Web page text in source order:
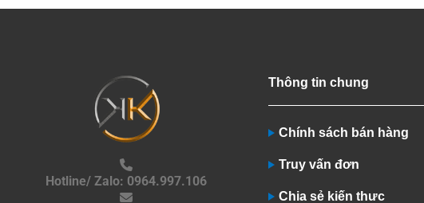
Hotline/ Zalo: 0964.997.106
Thông tin chung
Chính sách bán hàng
Truy vấn đơn
Chia sẻ kiến thưc